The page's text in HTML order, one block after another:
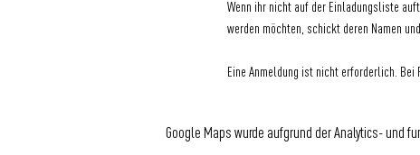
Wenn ihr nicht auf der Einladungsliste
werden möchten, schickt deren Namen
Eine Anmeldung ist nicht erforderlich. Bei
Google Maps wurde aufgrund der Analytics- und